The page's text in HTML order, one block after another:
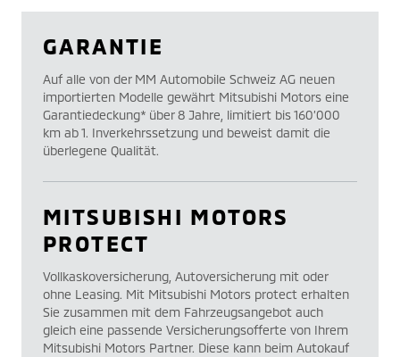
GARANTIE
Auf alle von der MM Automobile Schweiz AG neuen
importierten Modelle gewährt Mitsubishi Motors eine
Garantiedeckung* über 8 Jahre, limitiert bis 160’000
km ab 1. Inverkehrssetzung und beweist damit die
überlegene Qualität.
MITSUBISHI MOTORS
PROTECT
Vollkaskoversicherung, Autoversicherung mit oder
ohne Leasing. Mit Mitsubishi Motors protect erhalten
Sie zusammen mit dem Fahrzeugsangebot auch
gleich eine passende Versicherungsofferte von Ihrem
Mitsubishi Motors Partner. Diese kann beim Autokauf